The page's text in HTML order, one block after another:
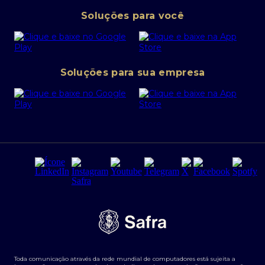
Canal de denúncias
Política de Segurança Cibernética
Portal da Privacidade
PRSAC
Regras e Parâmetros de Atuação Banco Safra
Segurança da Informação
Tarifas e serviços Pessoa Física
Transparência de remuneração
Abra sua conta PJ
SafraPay
Cartão Safra Empresas
Empréstimo e financiamentos PJ
Derivativos
Agronegócios
Soluções para você
Soluções para sua empresa
Toda comunicação através da rede mundial de computadores está sujeita a